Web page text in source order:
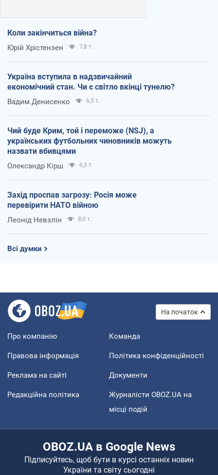
Коли закінчиться війна?
Юрій Хрістензен 7,8 т.
Україна вступила в надзвичайний
економічний стан. Чи є світло вкінці тунелю?
Вадим Денисенко 6,5 т.
Чий буде Крим, той і переможе (NSJ), а
українських футбольних чиновників можуть
назвати вбивцями
Олександр Кірш 6,3 т.
Захід проспав загрозу: Росія може
перевірити НАТО війною
Леонід Невзлін 8,0 т.
Всі думки
На початок
Про компанію Команда
Правова інформація Політика конфіденційності
Реклама на сайті Документи
Редакційна політика
Журналісти OBOZ.UA на
місці подій
OBOZ.UA в Google News
Підписуйтесь, щоб бути в курсі останніх новин
України та світу сьогодні